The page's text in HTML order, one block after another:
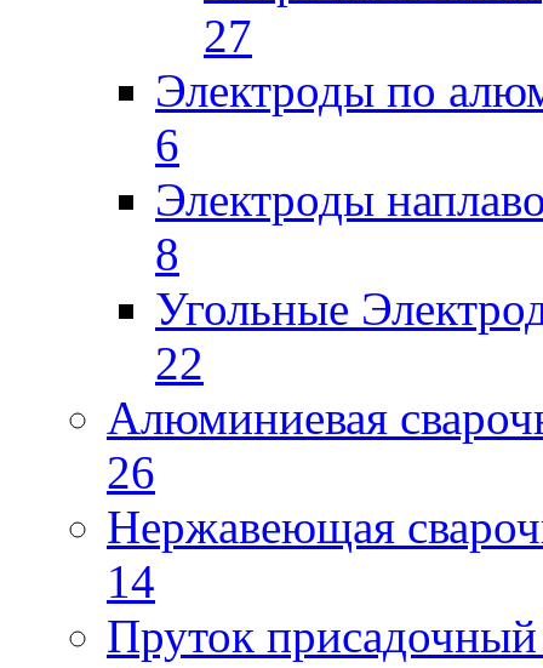
27
Электроды по
6
Электроды
8
Угольные
22
Алюминиевая
26
Нержавеющая
14
Пруток